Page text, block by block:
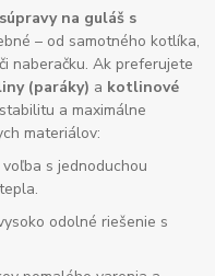
na guláš s
– od samotného kotlíka,
naberačku. Ak preferujete
(paráky) a kotlinové
a maximálne
materiálov:
s jednoduchou
odolné riešenie s